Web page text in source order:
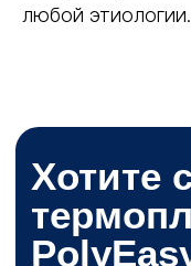
любой этиологии.